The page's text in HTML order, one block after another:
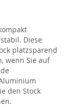
Diese
platzsparend
wenn Sie auf
den Stock